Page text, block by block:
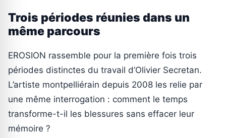
Trois périodes réunies dans un
même parcours
EROSION rassemble pour la première fois trois
périodes distinctes du travail d’Olivier Secretan.
L’artiste montpelliérain depuis 2008 les relie par
une même interrogation : comment le temps
transforme-t-il les blessures sans effacer leur
mémoire ?